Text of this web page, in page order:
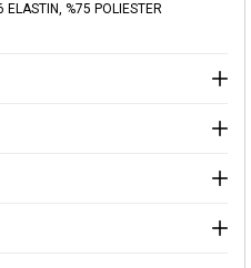
ELASTIN, %75 POLIESTER
zalihama
sa kragnom